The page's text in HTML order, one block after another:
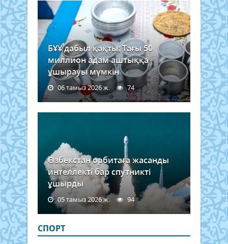
БҰҰ дабыл қақты: Тағы 50
миллион адам аштыққа
ұшырауы мүмкін
06 тамыз 2026 ж. 74
Өзбекстан орбитаға жасанды
интеллекті бар спутникті
ұшырды
05 тамыз 2026 ж. 94
СПОРТ